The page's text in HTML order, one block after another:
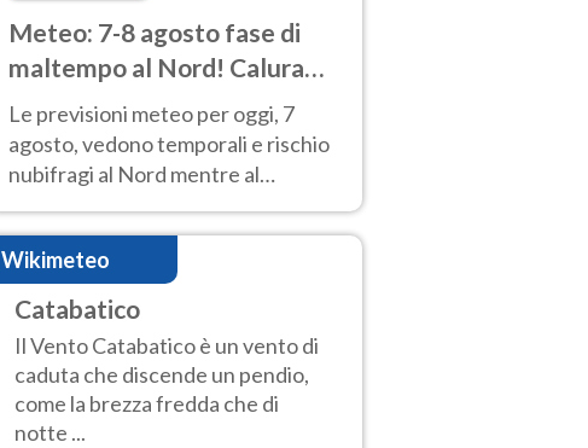
Meteo: 7-8 agosto fase di
maltempo al Nord! Calura
fino a Ferragosto
Le previsioni meteo per oggi, 7
agosto, vedono temporali e rischio
nubifragi al Nord mentre al
Centro-Sud sole e caldo sempre
molto intenso.
Wikimeteo
Catabatico
Il Vento Catabatico è un vento di
caduta che discende un pendio,
come la brezza fredda che di
notte ...